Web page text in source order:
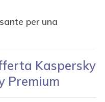
per una
Kaspersky
Premium